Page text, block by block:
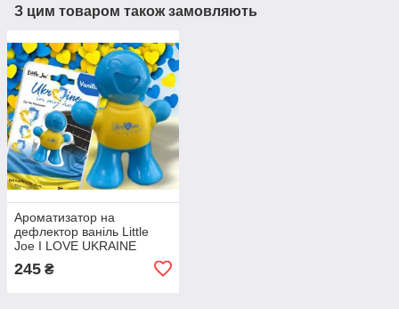
З цим товаром також замовляють
Ароматизатор на
дефлектор ваніль Little
Joe I LOVE UKRAINE
245 ₴